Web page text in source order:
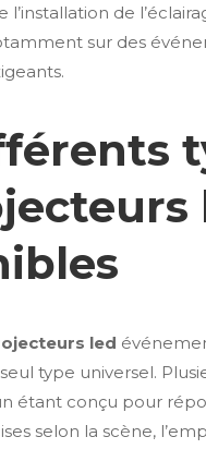
de
sur des
led
type universel.
étant conçu pour
selon la scène,